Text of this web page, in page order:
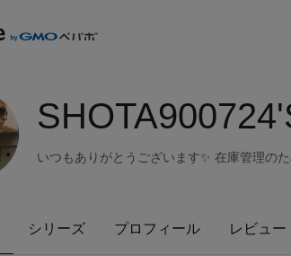
いつもありがとうございます✨ 在庫管理の
シリーズ プロフィール レビュー